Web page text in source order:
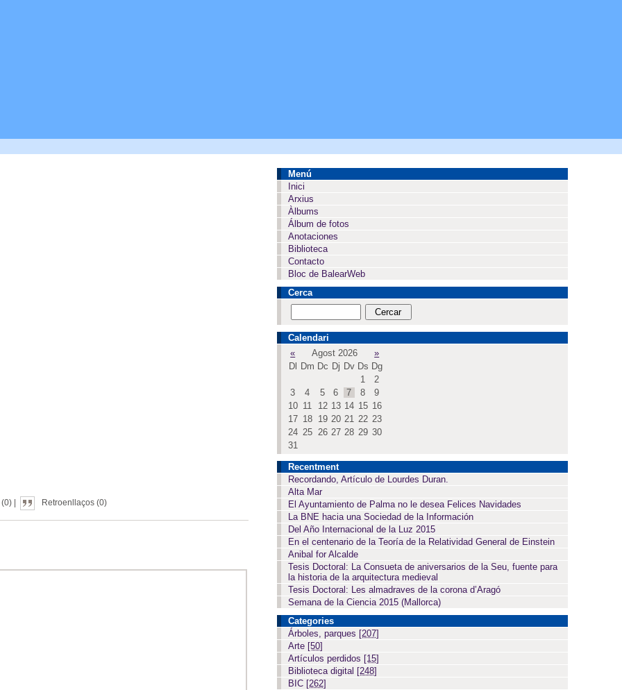
| Retroenllaços (0)
Menú
Inici
Arxius
Àlbums
Álbum de fotos
Anotaciones
Biblioteca
Contacto
Bloc de BalearWeb
Cerca
Calendari
«
Agost 2026
»
Dl
Dm Dc Dj Dv Ds Dg
1
2
3
4 5 6 7 8
9
10 11 12 13 14 15 16
17 18 19 20 21 22 23
24 25 26 27 28 29 30
31
Recentment
Recordando, Artículo de Lourdes Duran.
Alta Mar
El Ayuntamiento de Palma no le desea Felices Navidades
La BNE hacia una Sociedad de la Información
Del Año Internacional de la Luz 2015
En el centenario de la Teoría de la Relatividad General de Einstein
Anibal for Alcalde
Tesis Doctoral: La Consueta de aniversarios de la Seu, fuente para
la historia de la arquitectura medieval
Tesis Doctoral: Les almadraves de la corona d’Aragó
Semana de la Ciencia 2015 (Mallorca)
Categories
Árboles, parques [207]
Arte [50]
Artículos perdidos [15]
Biblioteca digital [248]
BIC [262]